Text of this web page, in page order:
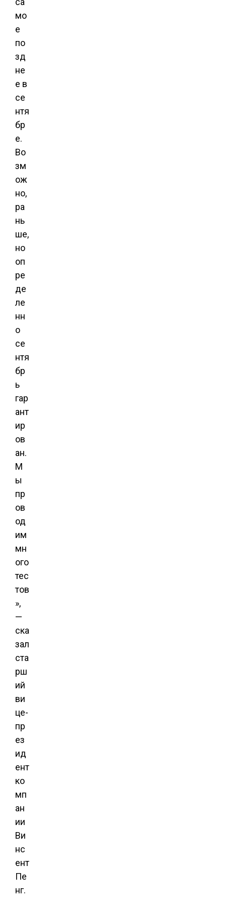
мо
е
по
зд
не
е в
се
нтя
бр
е.
Во
зм
ож
но,
ра
нь
ше,
но
оп
ре
де
ле
нн
о
се
нтя
бр
ь
гар
ант
ир
ов
ан.
М
ы
пр
ов
од
им
мн
ого
тес
тов
»,
—
ска
зал
ста
рш
ий
ви
це-
пр
ез
ид
ент
ко
мп
ан
ии
Ви
нс
ент
Пе
нг.